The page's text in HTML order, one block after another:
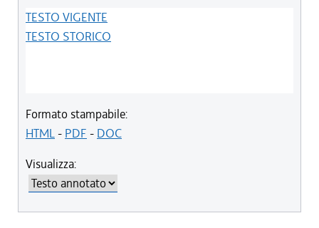
TESTO VIGENTE
TESTO STORICO
Formato stampabile:
HTML- PDF - DOC
Visualizza: